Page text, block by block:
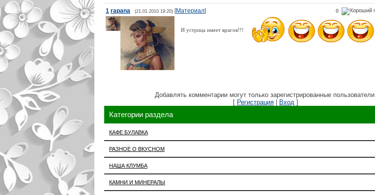
0
1 rapana (21.01.2010 19:20) [Материал]
И устрица имеет врагов!!!
Добавлять комментарии могут только зарегистрированные пользователи.
[ Регистрация | Вход ]
Категории раздела
КАФЕ БУЛАВКА
РАЗНОЕ О ВКУСНОМ
НАША КЛУМБА
КАМНИ И МИНЕРАЛЫ